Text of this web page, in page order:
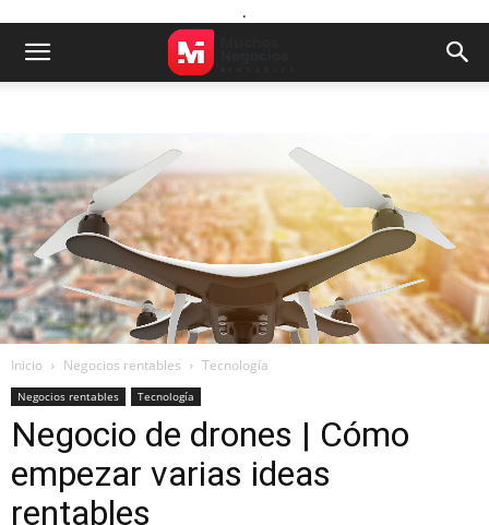
.
Inicio Negocios rentables Tecnología
Negocios rentables Tecnología
Negocio de drones | Cómo
empezar varias ideas
rentables